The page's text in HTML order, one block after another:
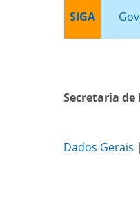
SIGA
Secretaria de
Dados Gerais |